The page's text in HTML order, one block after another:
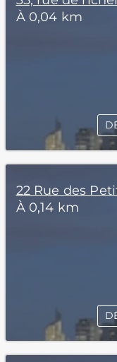
À 0,04 km
22 Rue des
À 0,14 km